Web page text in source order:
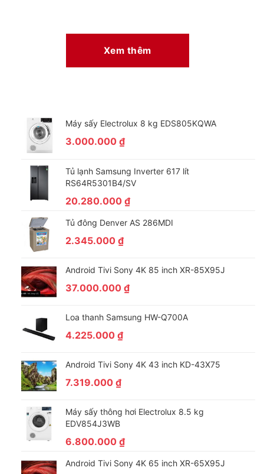
Xem thêm
Máy sấy Electrolux 8 kg EDS805KQWA
3.000.000 ₫
Tủ lạnh Samsung Inverter 617 lít
RS64R5301B4/SV
20.280.000 ₫
Tủ đông Denver AS 286MDI
2.345.000 ₫
Android Tivi Sony 4K 85 inch XR-85X95J
37.000.000 ₫
Loa thanh Samsung HW-Q700A
4.225.000 ₫
Android Tivi Sony 4K 43 inch KD-43X75
7.319.000 ₫
Máy sấy thông hơi Electrolux 8.5 kg
EDV854J3WB
6.800.000 ₫
Android Tivi Sony 4K 65 inch XR-65X95J